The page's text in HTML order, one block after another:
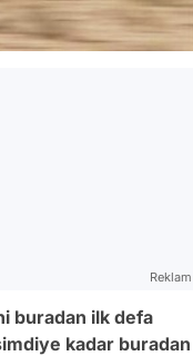
Reklam
buradan ilk defa
kadar buradan